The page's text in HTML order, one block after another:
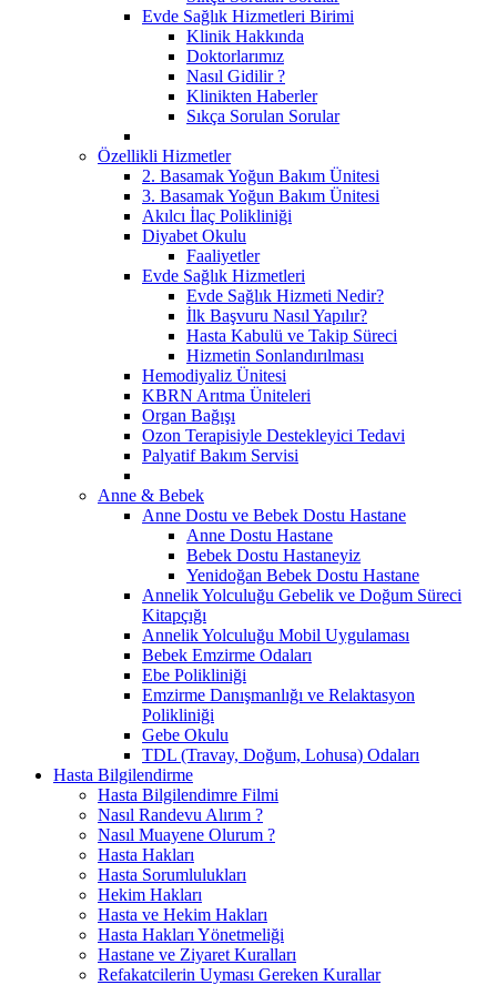
Evde Sağlık Hizmetleri Birimi
Klinik Hakkında
Doktorlarımız
Nasıl Gidilir ?
Klinikten Haberler
Sıkça Sorulan Sorular
Özellikli Hizmetler
2. Basamak Yoğun Bakım Ünitesi
3. Basamak Yoğun Bakım Ünitesi
Akılcı İlaç Polikliniği
Diyabet Okulu
Faaliyetler
Evde Sağlık Hizmetleri
Evde Sağlık Hizmeti Nedir?
İlk Başvuru Nasıl Yapılır?
Hasta Kabulü ve Takip Süreci
Hizmetin Sonlandırılması
Hemodiyaliz Ünitesi
KBRN Arıtma Üniteleri
Organ Bağışı
Ozon Terapisiyle Destekleyici Tedavi
Palyatif Bakım Servisi
Anne & Bebek
Anne Dostu ve Bebek Dostu Hastane
Anne Dostu Hastane
Bebek Dostu Hastaneyiz
Yenidoğan Bebek Dostu Hastane
Annelik Yolculuğu Gebelik ve Doğum Süreci
Kitapçığı
Annelik Yolculuğu Mobil Uygulaması
Bebek Emzirme Odaları
Ebe Polikliniği
Emzirme Danışmanlığı ve Relaktasyon
Polikliniği
Gebe Okulu
TDL (Travay, Doğum, Lohusa) Odaları
Hasta Bilgilendirme
Hasta Bilgilendimre Filmi
Nasıl Randevu Alırım ?
Nasıl Muayene Olurum ?
Hasta Hakları
Hasta Sorumlulukları
Hekim Hakları
Hasta ve Hekim Hakları
Hasta Hakları Yönetmeliği
Hastane ve Ziyaret Kuralları
Refakatcilerin Uyması Gereken Kurallar